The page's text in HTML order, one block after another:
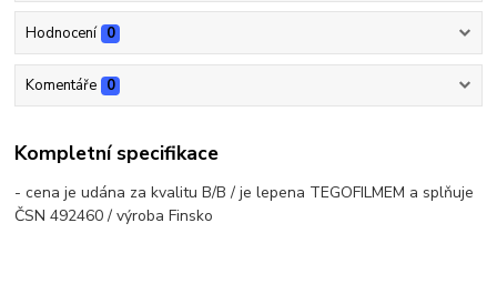
Hodnocení 0
Komentáře 0
Kompletní specifikace
- cena je udána za kvalitu B/B / je lepena TEGOFILMEM a splňuje
ČSN 492460 / výroba Finsko